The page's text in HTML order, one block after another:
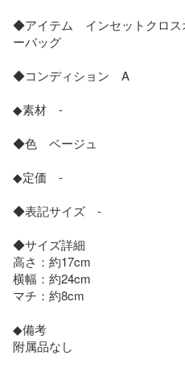
◆アイテム　インセットクロ
ーバッグ
◆コンディション　A
◆素材　-
◆色　ベージュ
◆定価　-
◆表記サイズ　-
◆サイズ詳細
高さ：約17cm
横幅：約24cm
マチ：約8cm
◆備考
附属品なし